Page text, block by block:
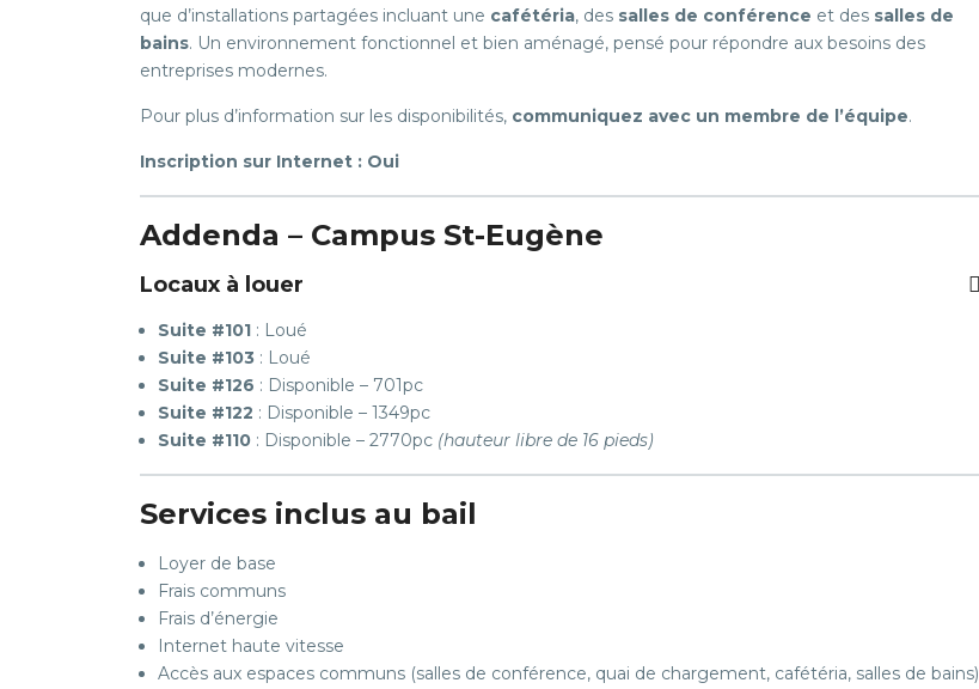
que d’installations partagées incluant une cafétéria, des salles de conférence et des salles de
bains. Un environnement fonctionnel et bien aménagé, pensé pour répondre aux besoins des
entreprises modernes.
Pour plus d’information sur les disponibilités, communiquez avec un membre de l’équipe.
Inscription sur Internet : Oui
Addenda – Campus St-Eugène
Locaux à louer
Suite #101 : Loué
Suite #103 : Loué
Suite #126 : Disponible – 701pc
Suite #122 : Disponible – 1349pc
Suite #110 : Disponible – 2770pc (hauteur libre de 16 pieds)
Services inclus au bail
Loyer de base
Frais communs
Frais d’énergie
Internet haute vitesse
Accès aux espaces communs (salles de conférence, quai de chargement, cafétéria, salles de bains)